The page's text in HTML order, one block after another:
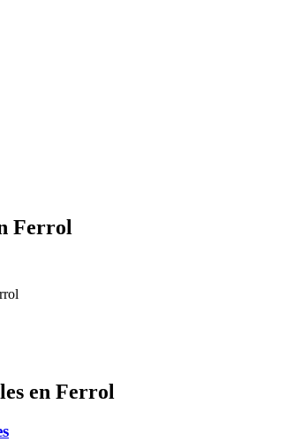
Ferrol
en Ferrol